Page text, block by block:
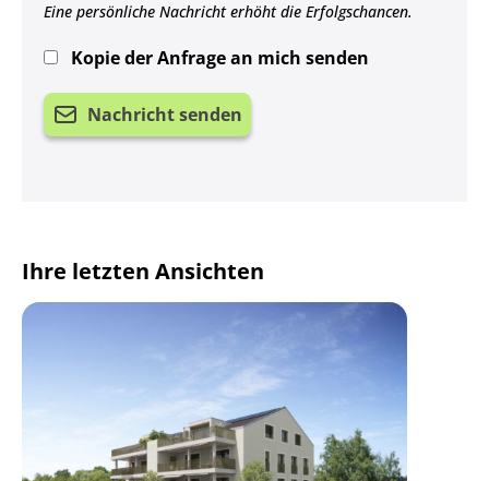
Eine persönliche Nachricht erhöht die Erfolgschancen.
Kopie der Anfrage an mich senden
Nachricht senden
Ihre letzten Ansichten